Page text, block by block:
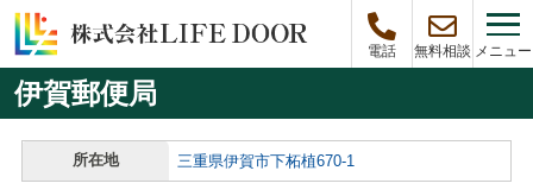
電話 無料相談 メニュー
伊賀郵便局
所在地 三重県伊賀市下柘植670-1